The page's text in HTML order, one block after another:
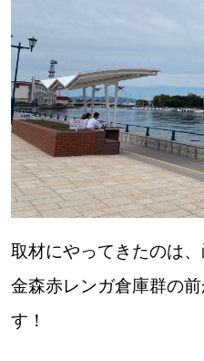
取材にやってきたのは、
金森赤レンガ倉庫群の
す！